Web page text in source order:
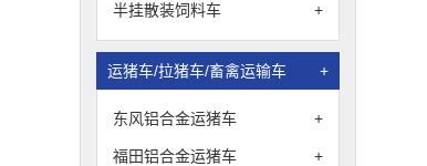
半挂散装饲料车 +
运猪车/拉猪车/畜禽运输车 +
东风铝合金运猪车 +
福田铝合金运猪车 +